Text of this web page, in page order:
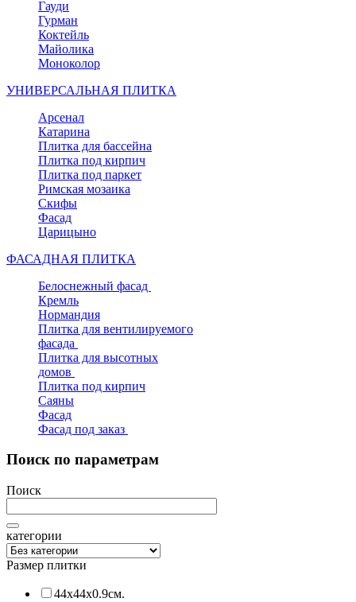
Гауди
Гурман
Коктейль
Майолика
Моноколор
УНИВЕРСАЛЬНАЯ ПЛИТКА
Арсенал
Катарина
Плитка для бассейна
Плитка под кирпич
Плитка под паркет
Римская мозаика
Скифы
Фасад
Царицыно
ФАСАДНАЯ ПЛИТКА
Белоснежный фасад
Кремль
Нормандия
Плитка для вентилируемого
фасада
Плитка для высотных
домов
Плитка под кирпич
Саяны
Фасад
Фасад под заказ
Поиск по параметрам
Поиск
категории
Размер плитки
44х44х0.9см.